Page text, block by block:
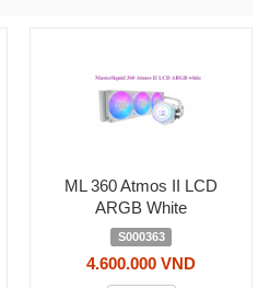
ML 360 Atmos II LCD
ARGB White
S000363
4.600.000 VND